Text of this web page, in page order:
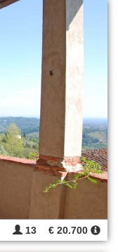
13 € 20.700